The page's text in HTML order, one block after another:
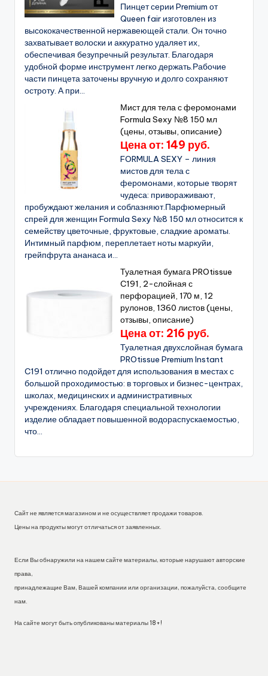
Пинцет серии Premium от
Queen fair изготовлен из
высококачественной нержавеющей стали. Он точно
захватывает волоски и аккуратно удаляет их,
обеспечивая безупречный результат. Благодаря
удобной форме инструмент легко держать.Рабочие
части пинцета заточены вручную и долго сохраняют
остроту. А при...
Мист для тела с феромонами
Formula Sexy №8 150 мл
(цены, отзывы, описание)
Цена от: 149 руб.
FORMULA SEXY – линия
мистов для тела с
феромонами, которые творят
чудеса: привораживают,
пробуждают желания и соблазняют.Парфюмерный
спрей для женщин Formula Sexy №8 150 мл относится к
семейству цветочные, фруктовые, сладкие ароматы.
Интимный парфюм, переплетает ноты маркуйи,
грейпфрута ананаса и...
Туалетная бумага PROtissue
C191, 2-слойная с
перфорацией, 170 м, 12
рулонов, 1360 листов (цены,
отзывы, описание)
Цена от: 216 руб.
Туалетная двухслойная бумага
PROtissue Premium Instant
C191 отлично подойдет для использования в местах с
большой проходимостью: в торговых и бизнес-центрах,
школах, медицинских и административных
учреждениях. Благодаря специальной технологии
изделие обладает повышенной водораспускаемостью,
что...
Сайт не является магазином и не осуществляет продажи товаров.
Цены на продукты могут отличаться от заявленных.
Если Вы обнаружили на нашем сайте материалы, которые нарушают авторские
права,
принадлежащие Вам, Вашей компании или организации, пожалуйста, сообщите
нам.
На сайте могут быть опубликованы материалы 18+!